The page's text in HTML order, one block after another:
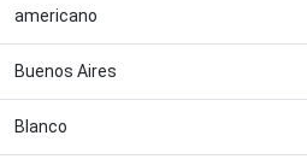
americano
Buenos Aires
Blanco